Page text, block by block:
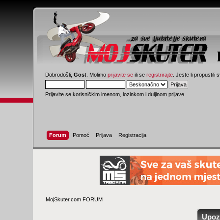
Dobrodošli,Gost . Molimoprijavite se ili seregistrirajte . Jeste li propustili
Prijavite se korisničkim imenom, lozinkom i duljinom prijave
Forum Pomoć Prijava Registracija
MojSkuter.com FORUM